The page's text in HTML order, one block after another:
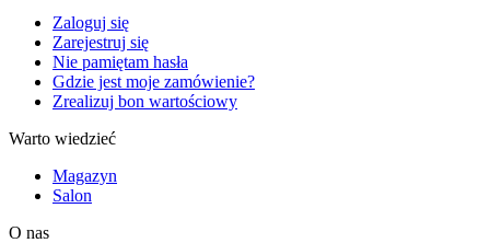
Zaloguj się
Zarejestruj się
Nie pamiętam hasła
Gdzie jest moje zamówienie?
Zrealizuj bon wartościowy
Warto wiedzieć
Magazyn
Salon
O nas